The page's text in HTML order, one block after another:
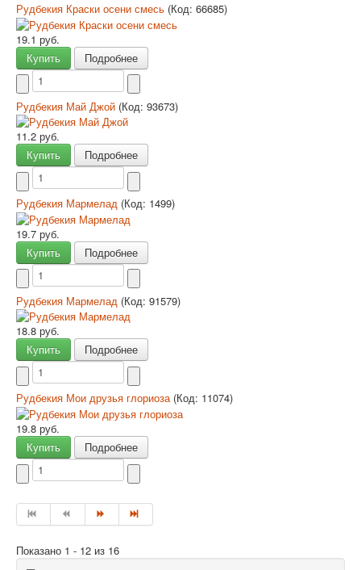
Рудбекия Краски осени смесь (Код: 66685)
19.1 руб.
Купить
Подробнее
Рудбекия Май Джой (Код: 93673)
11.2 руб.
Купить
Подробнее
Рудбекия Мармелад (Код: 1499)
19.7 руб.
Купить
Подробнее
Рудбекия Мармелад (Код: 91579)
18.8 руб.
Купить
Подробнее
Рудбекия Мои друзья глориоза (Код: 11074)
19.8 руб.
Купить
Подробнее
Показано 1 - 12 из 16